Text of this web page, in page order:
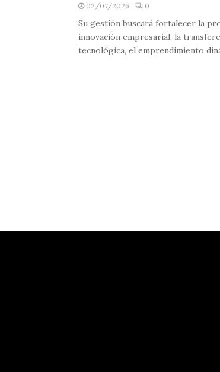
02/07/2026 0
Su gestión buscará fortalecer la
innovación empresarial, la
tecnológica, el emprendimiento